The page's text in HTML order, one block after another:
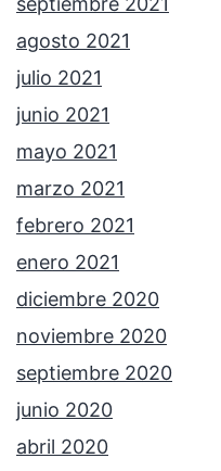
agosto 2021
julio 2021
junio 2021
mayo 2021
marzo 2021
febrero 2021
enero 2021
diciembre 2020
noviembre 2020
septiembre 2020
junio 2020
abril 2020